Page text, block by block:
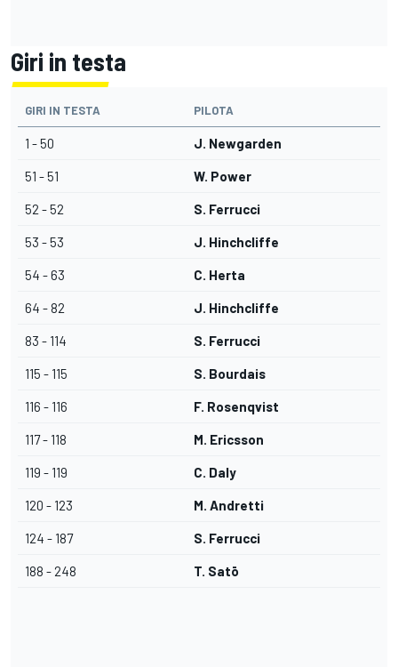
Giri in testa
GIRI IN TESTA PILOTA
1 - 50 J. Newgarden
51 - 51 W. Power
52 - 52 S. Ferrucci
53 - 53 J. Hinchcliffe
54 - 63 C. Herta
64 - 82 J. Hinchcliffe
83 - 114 S. Ferrucci
115 - 115 S. Bourdais
116 - 116 F. Rosenqvist
117 - 118 M. Ericsson
119 - 119 C. Daly
120 - 123 M. Andretti
124 - 187 S. Ferrucci
188 - 248 T. Satō